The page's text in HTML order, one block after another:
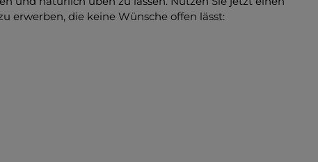
erwerben, die keine Wünsche offen lässt: